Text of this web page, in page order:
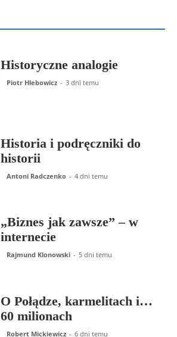
Historyczne analogie
Piotr Hlebowicz - 3 dni temu
Historia i podręczniki do
historii
Antoni Radczenko - 4 dni temu
„Biznes jak zawsze” – w
internecie
Rajmund Klonowski - 5 dni temu
O Połądze, karmelitach i…
60 milionach
Robert Mickiewicz - 6 dni temu